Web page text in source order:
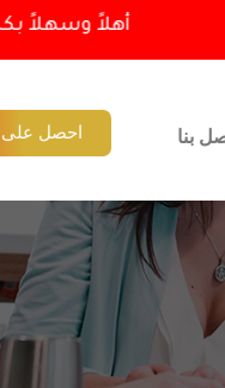
أهلاً وسهلاً
بنا احصل على